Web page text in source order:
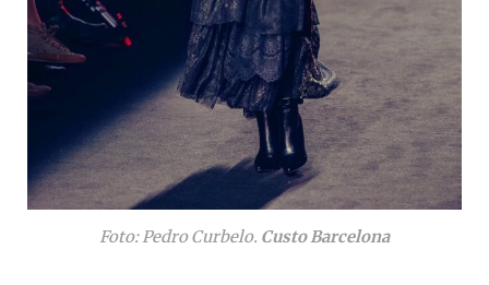
Foto: Pedro Curbelo. Custo Barcelona